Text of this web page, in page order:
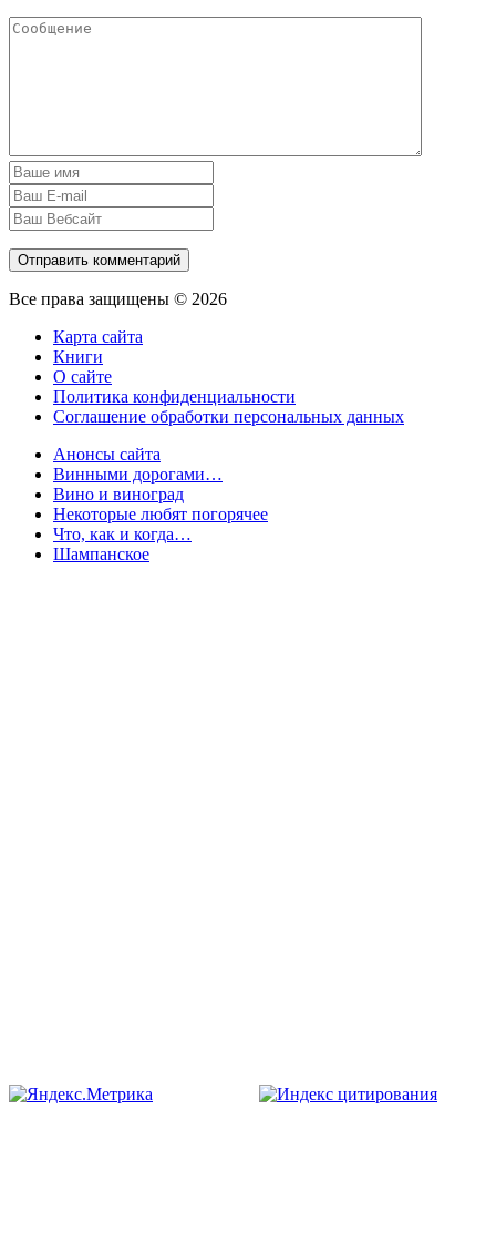
Все права защищены © 2026
Карта сайта
Книги
О сайте
Политика конфиденциальности
Соглашение обработки персональных данных
Анонсы сайта
Винными дорогами…
Вино и виноград
Некоторые любят погорячее
Что, как и когда…
Шампанское